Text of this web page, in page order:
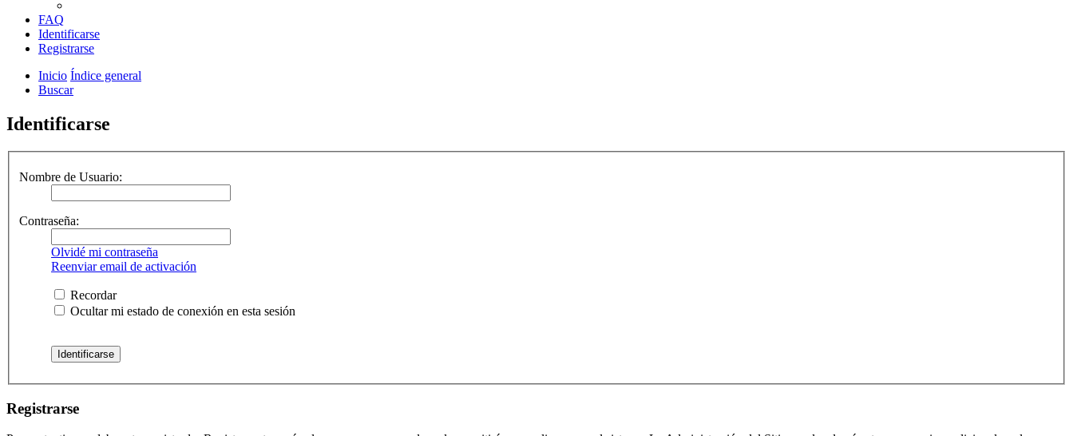
FAQ
Identificarse
Registrarse
Inicio Índice general
Buscar
Identificarse
Nombre de Usuario:
Contraseña:
Olvidé mi contraseña
Reenviar email de activación
Recordar
Ocultar mi estado de conexión en esta sesión
Registrarse